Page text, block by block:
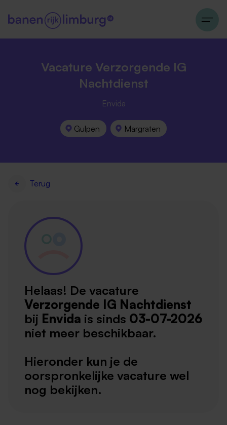
Vacature Verzorgende IG
Nachtdienst
Envida
Gulpen Margraten
Terug
Helaas! De vacature
Verzorgende IG Nachtdienst
bij Envida is sinds 03-07-2026
niet meer beschikbaar.
Hieronder kun je de
oorspronkelijke vacature wel
nog bekijken.